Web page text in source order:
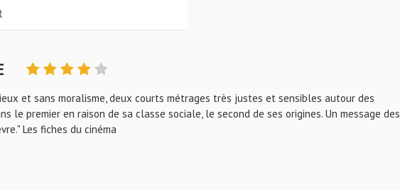
et sans moralisme, deux courts métrages très justes et sensibles autour des
le premier en raison de sa classe sociale, le second de ses origines. Un message des
Les fiches du cinéma